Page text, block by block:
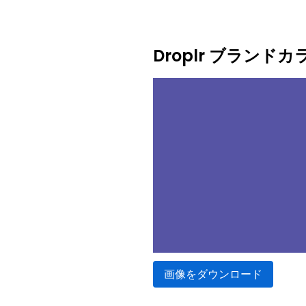
Droplr ブランドカ
画像をダウンロード